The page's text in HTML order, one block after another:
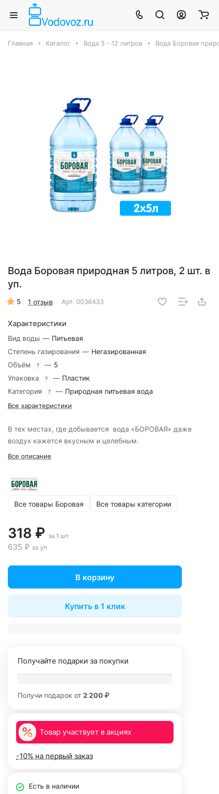
Главная Каталог Вода 3 - 12 литров Вода Боровая
Вода Боровая природная 5 литров, 2 шт. в
уп.
5 1 отзыв Арт. 0036433
Характеристики
Вид воды — Питьевая
Степень газирования — Негазированная
Объём
? — 5
Упаковка
? — Пластик
Категория
? — Природная питьевая вода
Все характеристики
В тех местах, где добывается вода «БОРОВАЯ» даже
воздух кажется вкусным и целебным.
Все описание
Все товары Боровая Все товары категории
318 ₽ за 1 шт
635 ₽ за уп
В корзину
Купить в 1 клик
Получайте подарки за покупки
Получи подарок от 2 200 ₽
Товар участвует в акциях
-10% на первый заказ
Есть в наличии